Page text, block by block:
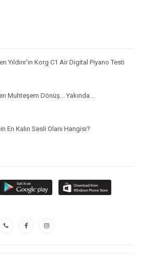
Yıldırır'ın Korg C1 Air Digital Piyano Testi
Muhteşem Dönüş... Yakında...
En Kalın Sesli Olanı Hangisi?